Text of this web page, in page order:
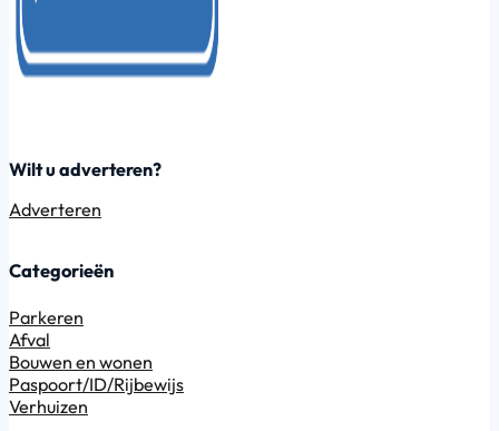
Wilt u adverteren?
Adverteren
Categorieën
Parkeren
Afval
Bouwen en wonen
Paspoort/ID/Rijbewijs
Verhuizen